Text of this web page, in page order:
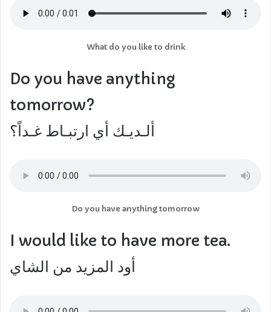
What do you like to drink
Do you have anything
tomorrow?
ألـديـك أي ارتبـاط غـداً؟
Do you have anything tomorrow
I would like to have more tea.
أود المزيد من الشاي